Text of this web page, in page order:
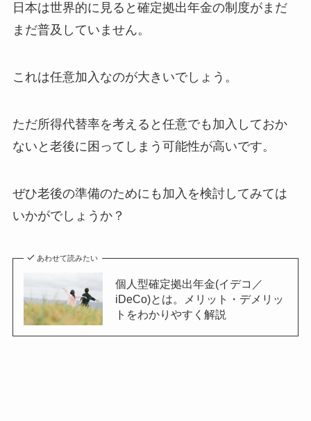
日本は世界的に見ると確定拠出年金の制度がまだ
まだ普及していません。
これは任意加入なのが大きいでしょう。
ただ所得代替率を考えると任意でも加入しておか
ないと老後に困ってしまう可能性が高いです。
ぜひ老後の準備のためにも加入を検討してみては
いかがでしょうか？
あわせて読みたい
個人型確定拠出年金(イデコ／
iDeCo)とは。メリット・デメリッ
トをわかりやすく解説